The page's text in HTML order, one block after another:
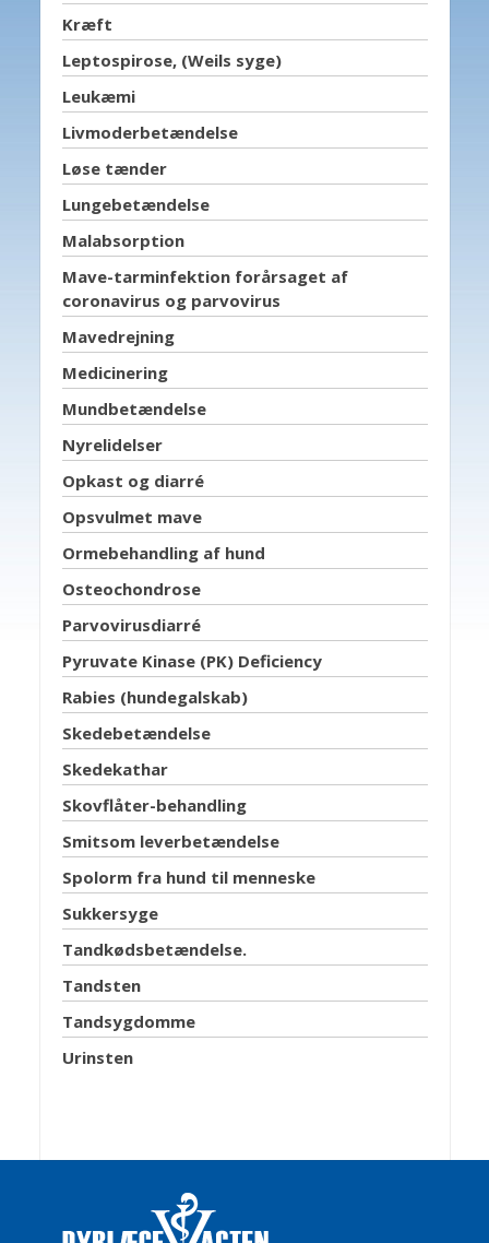
Kræft
Leptospirose, (Weils syge)
Leukæmi
Livmoderbetændelse
Løse tænder
Lungebetændelse
Malabsorption
Mave-tarminfektion forårsaget af
coronavirus og parvovirus
Mavedrejning
Medicinering
Mundbetændelse
Nyrelidelser
Opkast og diarré
Opsvulmet mave
Ormebehandling af hund
Osteochondrose
Parvovirusdiarré
Pyruvate Kinase (PK) Deficiency
Rabies (hundegalskab)
Skedebetændelse
Skedekathar
Skovflåter-behandling
Smitsom leverbetændelse
Spolorm fra hund til menneske
Sukkersyge
Tandkødsbetændelse.
Tandsten
Tandsygdomme
Urinsten